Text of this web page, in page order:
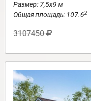
Размер: 7,5х9 м
Общая площадь: 107.62
3107450